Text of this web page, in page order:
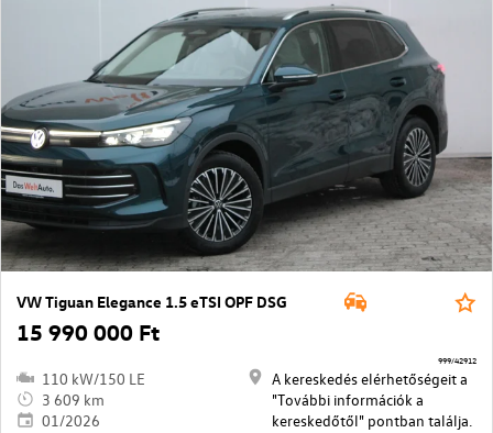
VW Tiguan Elegance 1.5 eTSI OPF DSG
15 990 000 Ft
110 kW/150 LE
3 609 km
01/2026
A kereskedés elérhetőségeit a
"További információk a
kereskedőtől" pontban találja.
999/42912